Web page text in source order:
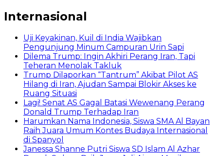
Internasional
Uji Keyakinan, Kuil di India Wajibkan
Pengunjung Minum Campuran Urin Sapi
Dilema Trump: Ingin Akhiri Perang Iran, Tapi
Teheran Menolak Takluk
Trump Dilaporkan “Tantrum” Akibat Pilot AS
Hilang di Iran, Ajudan Sampai Blokir Akses ke
Ruang Situasi
Lagi! Senat AS Gagal Batasi Wewenang Perang
Donald Trump Terhadap Iran
Harumkan Nama Indonesia, Siswa SMA Al Bayan
Raih Juara Umum Kontes Budaya Internasional
di Spanyol
Janessa Shanne Putri Siswa SD Islam Al Azhar